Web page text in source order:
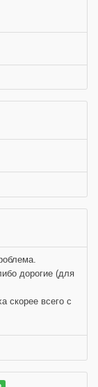
дорогие (для
скорее всего с